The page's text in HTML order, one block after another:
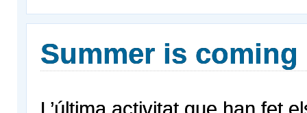
Summer is coming
L’última activitat que han fet